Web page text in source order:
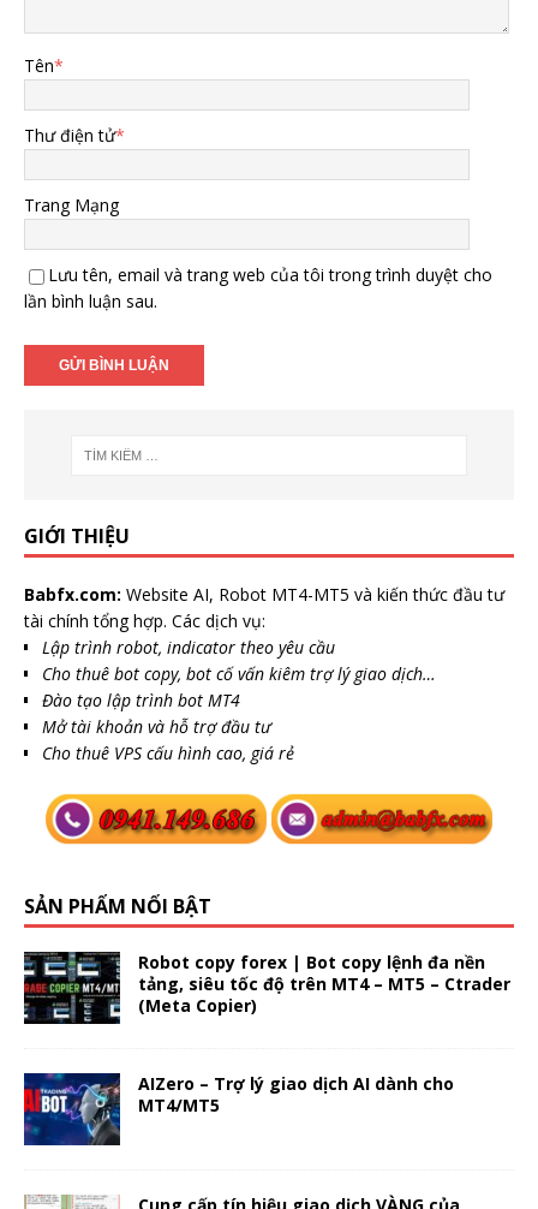
Tên*
Thư điện tử*
Trang Mạng
Lưu tên, email và trang web của tôi trong trình duyệt cho
lần bình luận sau.
GIỚI THIỆU
Babfx.com: Website AI, Robot MT4-MT5 và kiến thức đầu tư
tài chính tổng hợp. Các dịch vụ:
Lập trình robot, indicator theo yêu cầu
Cho thuê bot copy, bot cố vấn kiêm trợ lý giao dịch…
Đào tạo lập trình bot MT4
Mở tài khoản và hỗ trợ đầu tư
Cho thuê VPS cấu hình cao, giá rẻ
SẢN PHẨM NỔI BẬT
Robot copy forex | Bot copy lệnh đa nền
tảng, siêu tốc độ trên MT4 – MT5 – Ctrader
(Meta Copier)
AIZero – Trợ lý giao dịch AI dành cho
MT4/MT5